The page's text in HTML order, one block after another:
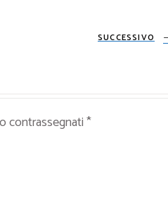
SUCCESSIVO
contrassegnati*